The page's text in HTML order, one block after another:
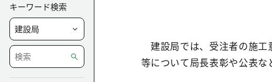
キーワード検索
建設局では、受注者の施工
等について局長表彰や公表な